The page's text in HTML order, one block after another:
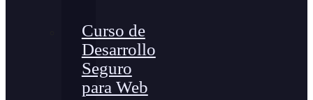
Curso de
Desarrollo
Seguro
para Web